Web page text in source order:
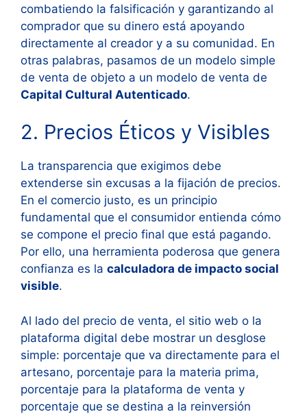
combatiendo la falsificación y garantizando al
comprador que su dinero está apoyando
directamente al creador y a su comunidad. En
otras palabras, pasamos de un modelo simple
de venta de objeto a un modelo de venta de
Capital Cultural Autenticado.
2. Precios Éticos y Visibles
La transparencia que exigimos debe
extenderse sin excusas a la fijación de precios.
En el comercio justo, es un principio
fundamental que el consumidor entienda cómo
se compone el precio final que está pagando.
Por ello, una herramienta poderosa que genera
confianza es la calculadora de impacto social
visible.
Al lado del precio de venta, el sitio web o la
plataforma digital debe mostrar un desglose
simple: porcentaje que va directamente para el
artesano, porcentaje para la materia prima,
porcentaje para la plataforma de venta y
porcentaje que se destina a la reinversión